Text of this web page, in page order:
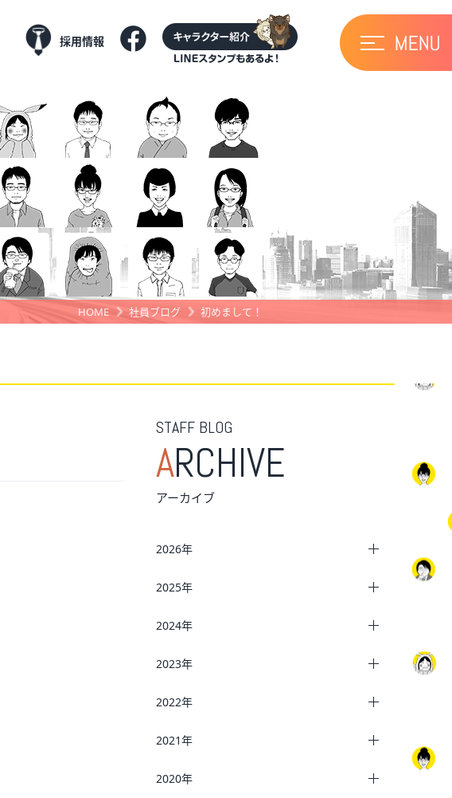
採用情報
HOME 社員ブログ 初めまして！
STAFF BLOG
ARCHIVE
アーカイブ
2026年
2025年
2024年
2023年
2022年
2021年
2020年